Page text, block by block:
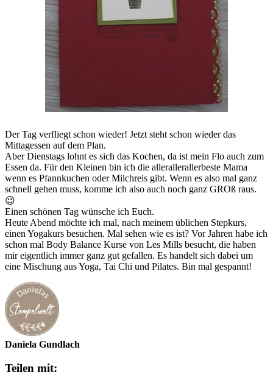
Der Tag verfliegt schon wieder! Jetzt steht schon wieder das
Mittagessen auf dem Plan.
Aber Dienstags lohnt es sich das Kochen, da ist mein Flo auch zum
Essen da. Für den Kleinen bin ich die allerallerallerbeste Mama
wenn es Pfannkuchen oder Milchreis gibt. Wenn es also mal ganz
schnell gehen muss, komme ich also auch noch ganz GROß raus.
😉
Einen schönen Tag wünsche ich Euch.
Heute Abend möchte ich mal, nach meinem üblichen Stepkurs,
einen Yogakurs besuchen. Mal sehen wie es ist? Vor Jahren habe ich
schon mal Body Balance Kurse von Les Mills besucht, die haben
mir eigentlich immer ganz gut gefallen. Es handelt sich dabei um
eine Mischung aus Yoga, Tai Chi und Pilates. Bin mal gespannt!
Daniela Gundlach
Teilen mit: